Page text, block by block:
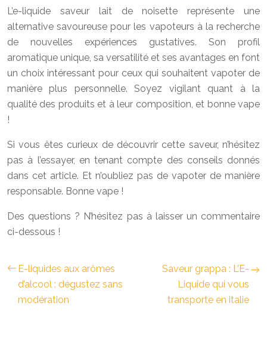
L’e-liquide saveur lait de noisette représente une
alternative savoureuse pour les vapoteurs à la recherche
de nouvelles expériences gustatives. Son profil
aromatique unique, sa versatilité et ses avantages en font
un choix intéressant pour ceux qui souhaitent vapoter de
manière plus personnelle. Soyez vigilant quant à la
qualité des produits et à leur composition, et bonne vape
!
Si vous êtes curieux de découvrir cette saveur, n’hésitez
pas à l’essayer, en tenant compte des conseils donnés
dans cet article. Et n’oubliez pas de vapoter de manière
responsable. Bonne vape !
Des questions ? N’hésitez pas à laisser un commentaire
ci-dessous !
E-liquides aux arômes
d’alcool : dégustez sans
modération
Saveur grappa : L’E-
Liquide qui vous
transporte en italie